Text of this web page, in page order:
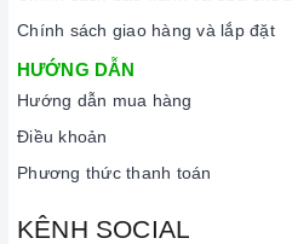
Chính sách giao hàng và lắp đặt
HƯỚNG DẪN
Hướng dẫn mua hàng
Điều khoản
Phương thức thanh toán
KÊNH SOCIAL